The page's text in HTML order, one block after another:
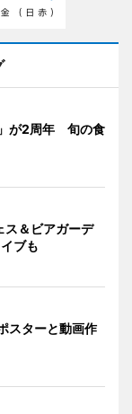
が2周年 旬の食
ス＆ビアガーデ
ブも
スターと動画作